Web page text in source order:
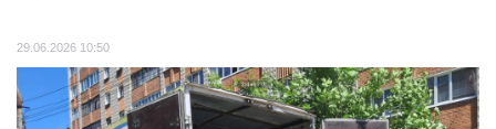
29.06.2026 10:50